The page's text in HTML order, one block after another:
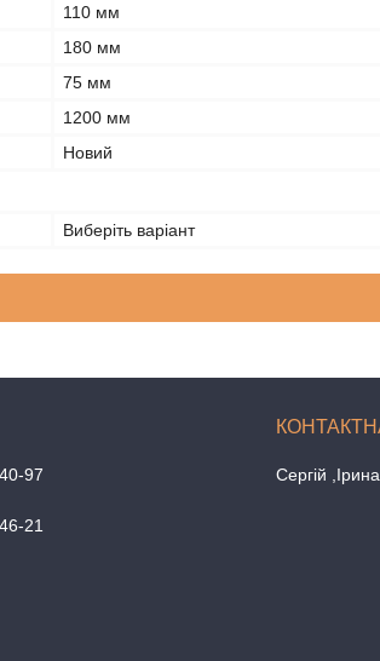
110 мм
180 мм
75 мм
1200 мм
Новий
Виберіть варіант
97
21
Сергій ,Ірина